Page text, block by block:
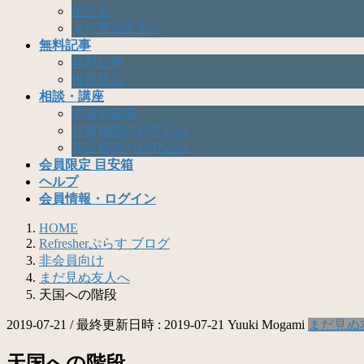
生き方
まだ見ぬ友人へ
無料記事
無料記事
推薦作品
相談・講座
開講中講座
対面相談のお申込み
電話相談のお申込み
会員限定 目安箱
ヘルプ
会員情報・ログイン
HOME
Refresherぷらす ブログ
非会員向け
まだ見ぬ友人へ
天国への階段
2019-07-21 / 最終更新日時 : 2019-07-21 Yuuki Mogami まだ見ぬ